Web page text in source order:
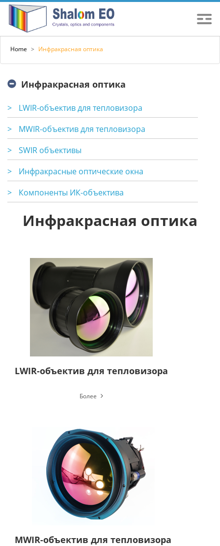
Home > Инфракрасная оптика
Инфракрасная оптика
>
LWIR-объектив для тепловизора
>
MWIR-объектив для тепловизора
>
SWIR объективы
>
Инфракрасные оптические окна
>
Компоненты ИК-объектива
Инфракрасная оптика
LWIR-объектив для тепловизора
Более
MWIR-объектив для тепловизора